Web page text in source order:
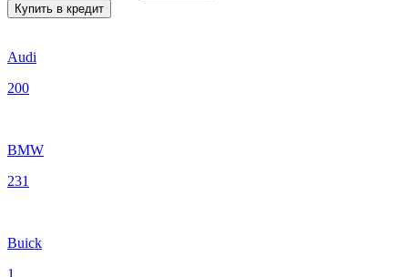
Купить в кредит
Audi
200
BMW
231
Buick
1